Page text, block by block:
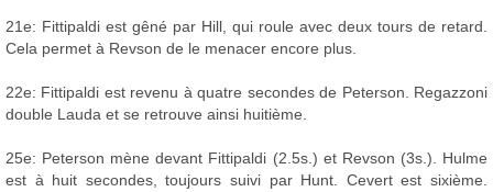
21e: Fittipaldi est gêné par Hill, qui roule avec deux tours de retard.
Cela permet à Revson de le menacer encore plus.
22e: Fittipaldi est revenu à quatre secondes de Peterson. Regazzoni
double Lauda et se retrouve ainsi huitième.
25e: Peterson mène devant Fittipaldi (2.5s.) et Revson (3s.). Hulme
est à huit secondes, toujours suivi par Hunt. Cevert est sixième.